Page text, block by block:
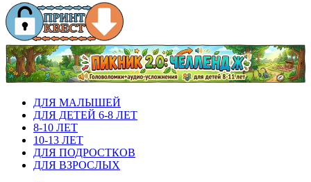
ДЛЯ МАЛЫШЕЙ
ДЛЯ ДЕТЕЙ 6-8 ЛЕТ
8-10 ЛЕТ
10-13 ЛЕТ
ДЛЯ ПОДРОСТКОВ
ДЛЯ ВЗРОСЛЫХ